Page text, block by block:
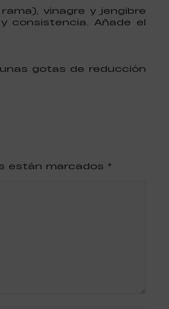
vinagre y jengibre
consistencia. Añade el
gotas de reducción
están marcados *